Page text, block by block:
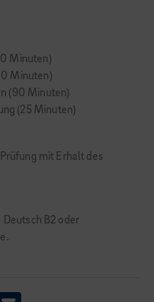
Minuten)
Minuten)
(90 Minuten)
(25 Minuten)
mit Erhalt des
Deutsch B2 oder